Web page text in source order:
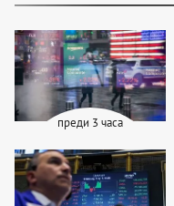
преди 3 часа